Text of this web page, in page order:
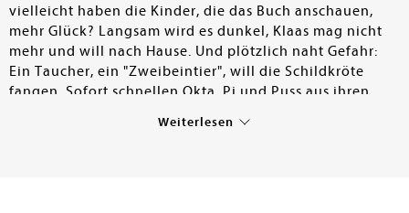
vielleicht haben die Kinder, die das Buch anschauen,
mehr Glück? Langsam wird es dunkel, Klaas mag nicht
mehr und will nach Hause. Und plötzlich naht Gefahr:
Ein Taucher, ein "Zweibeintier", will die Schildkröte
fangen. Sofort schnellen Okta, Pi und Puss aus ihren
ordentlichen Tintenwolke die Sicht und können ihren
Weiterlesen